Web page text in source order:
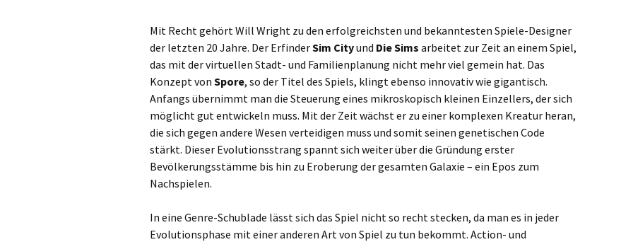
Mit Recht gehört Will Wright zu den erfolgreichsten und bekanntesten Spiele-Designer
der letzten 20 Jahre. Der ErfinderSim Cityund Die Sims arbeitet zur Zeit an einem Spiel,
das mit der virtuellen Stadt- und Familienplanung nicht mehr viel gemein hat. Das
Konzept von Spore, so der Titel des Spiels, klingt ebenso innovativ wie gigantisch.
Anfangs übernimmt man die Steuerung eines mikroskopisch kleinen Einzellers, der sich
möglicht gut entwickeln muss. Mit der Zeit wächst er zu einer komplexen Kreatur heran,
die sich gegen andere Wesen verteidigen muss und somit seinen genetischen Code
stärkt. Dieser Evolutionsstrang spannt sich weiter über die Gründung erster
Bevölkerungsstämme bis hin zu Eroberung der gesamten Galaxie – ein Epos zum
Nachspielen.
In eine Genre-Schublade lässt sich das Spiel nicht so recht stecken, da man es in jeder
Evolutionsphase mit einer anderen Art von Spiel zu tun bekommt. Action- und